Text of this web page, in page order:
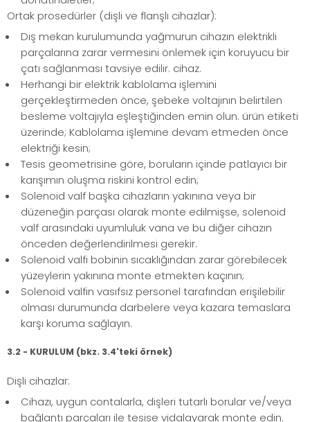
Ortak prosedürler (dişli ve flanşlı cihazlar):
Dış mekan kurulumunda yağmurun cihazın elektrikli
parçalarına zarar vermesini önlemek için koruyucu bir
çatı sağlanması tavsiye edilir. cihaz.
Herhangi bir elektrik kablolama işlemini
gerçekleştirmeden önce, şebeke voltajının belirtilen
besleme voltajıyla eşleştiğinden emin olun. ürün etiketi
üzerinde; Kablolama işlemine devam etmeden önce
elektriği kesin;
Tesis geometrisine göre, boruların içinde patlayıcı bir
karışımın oluşma riskini kontrol edin;
Solenoid valf başka cihazların yakınına veya bir
düzeneğin parçası olarak monte edilmişse, solenoid
valf arasındaki uyumluluk vana ve bu diğer cihazın
önceden değerlendirilmesi gerekir.
Solenoid valfi bobinin sıcaklığından zarar görebilecek
yüzeylerin yakınına monte etmekten kaçının;
Solenoid valfin vasıfsız personel tarafından erişilebilir
olması durumunda darbelere veya kazara temaslara
karşı koruma sağlayın.
3.2 - KURULUM (bkz. 3.4'teki örnek)
Dişli cihazlar:
Cihazı, uygun contalarla, dişleri tutarlı borular ve/veya
bağlantı parçaları ile tesise vidalayarak monte edin.